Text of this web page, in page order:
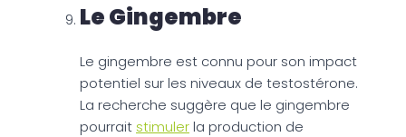
Le Gingembre
Le gingembre est connu pour son impact
potentiel sur les niveaux de testostérone.
La recherche suggère que le gingembre
pourrait stimulerla production de